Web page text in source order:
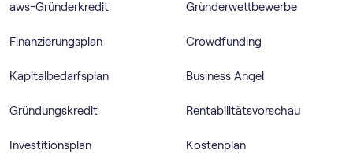
aws-Gründerkredit Gründerwettbewerbe
Finanzierungsplan Crowdfunding
Kapitalbedarfsplan Business Angel
Gründungskredit Rentabilitätsvorschau
Investitionsplan Kostenplan